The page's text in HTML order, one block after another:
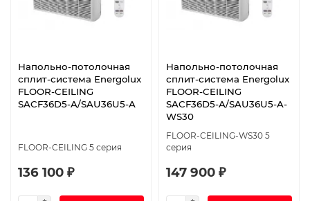
Напольно-потолочная
сплит-система Energolux
FLOOR-CEILING
SACF36D5-A/SAU36U5-A
FLOOR-CEILING 5 серия
136 100 ₽
Напольно-потолочная
сплит-система Energolux
FLOOR-CEILING
SACF36D5-A/SAU36U5-A-
WS30
FLOOR-CEILING-WS30 5
серия
147 900 ₽